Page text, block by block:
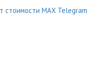
стоимости МАХ Telegram